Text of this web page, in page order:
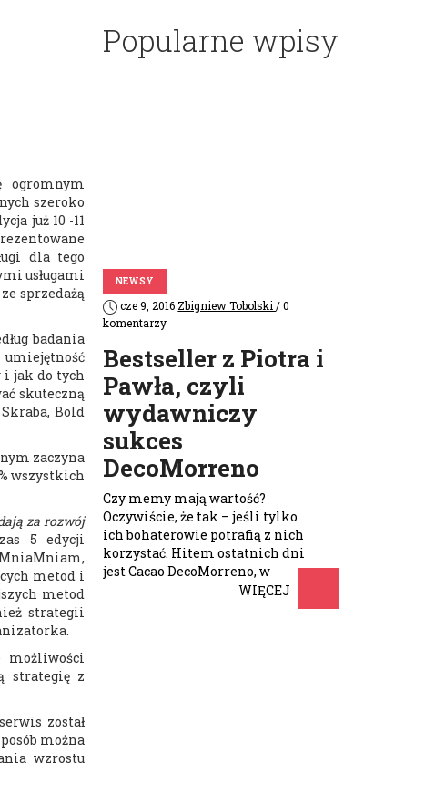
ogromnym
szeroko
już 10 -11
dla tego
usługami
sprzedażą
badania
i jak do tych
skuteczną
Bold
zaczyna
wszystkich
za rozwój
5 edycji
metod i
metod
strategii
możliwości
strategię z
został
można
wzrostu
Popularne wpisy
NEWSY
cze 9, 2016 Zbigniew Tobolski/ 0
komentarzy
Bestseller z Piotra i
Pawła, czyli
wydawniczy
sukces
DecoMorreno
Czy memy mają wartość?
Oczywiście, że tak – jeśli tylko
ich bohaterowie potrafią z nich
korzystać. Hitem ostatnich dni
jest Cacao DecoMorreno, w
którego opakowaniu …WIĘCEJ